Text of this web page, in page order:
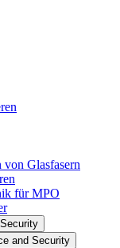
Glasfasern
für MPO
and Security